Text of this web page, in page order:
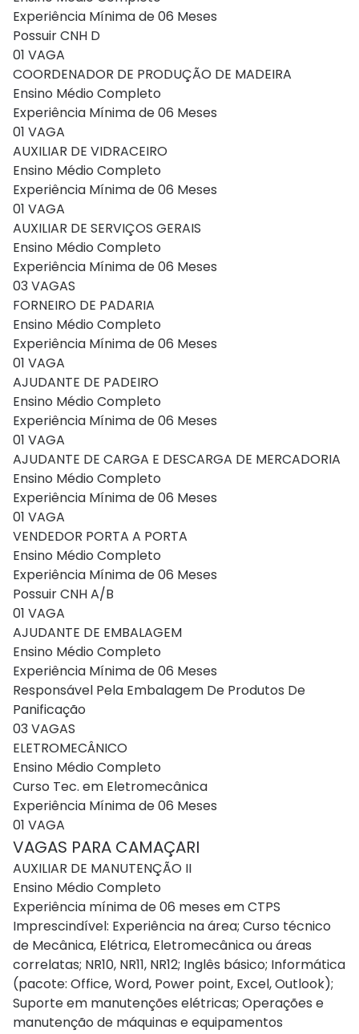
Experiência Mínima de 06 Meses
Possuir CNH D
01 VAGA
COORDENADOR DE PRODUÇÃO DE MADEIRA
Ensino Médio Completo
Experiência Mínima de 06 Meses
01 VAGA
AUXILIAR DE VIDRACEIRO
Ensino Médio Completo
Experiência Mínima de 06 Meses
01 VAGA
AUXILIAR DE SERVIÇOS GERAIS
Ensino Médio Completo
Experiência Mínima de 06 Meses
03 VAGAS
FORNEIRO DE PADARIA
Ensino Médio Completo
Experiência Mínima de 06 Meses
01 VAGA
AJUDANTE DE PADEIRO
Ensino Médio Completo
Experiência Mínima de 06 Meses
01 VAGA
AJUDANTE DE CARGA E DESCARGA DE MERCADORIA
Ensino Médio Completo
Experiência Mínima de 06 Meses
01 VAGA
VENDEDOR PORTA A PORTA
Ensino Médio Completo
Experiência Mínima de 06 Meses
Possuir CNH A/B
01 VAGA
AJUDANTE DE EMBALAGEM
Ensino Médio Completo
Experiência Mínima de 06 Meses
Responsável Pela Embalagem De Produtos De
Panificação
03 VAGAS
ELETROMECÂNICO
Ensino Médio Completo
Curso Tec. em Eletromecânica
Experiência Mínima de 06 Meses
01 VAGA
VAGAS PARA CAMAÇARI
AUXILIAR DE MANUTENÇÃO II
Ensino Médio Completo
Experiência mínima de 06 meses em CTPS
Imprescindível: Experiência na área; Curso técnico
de Mecânica, Elétrica, Eletromecânica ou áreas
correlatas; NR10, NR11, NR12; Inglês básico; Informática
(pacote: Office, Word, Power point, Excel, Outlook);
Suporte em manutenções elétricas; Operações e
manutenção de máquinas e equipamentos